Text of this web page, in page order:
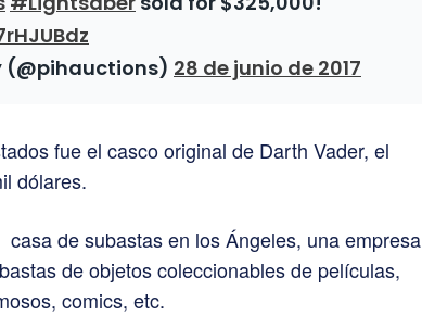
(@pihauctions) 28 de junio de 2017
fue el casco original de Darth Vader, el
dólares.
de subastas en los Ángeles, una empresa
de objetos coleccionables de películas,
comics, etc.